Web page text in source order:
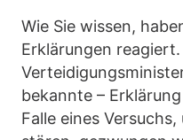
Wie Sie wissen,
Erklärungen
bekannte –
Falle eines